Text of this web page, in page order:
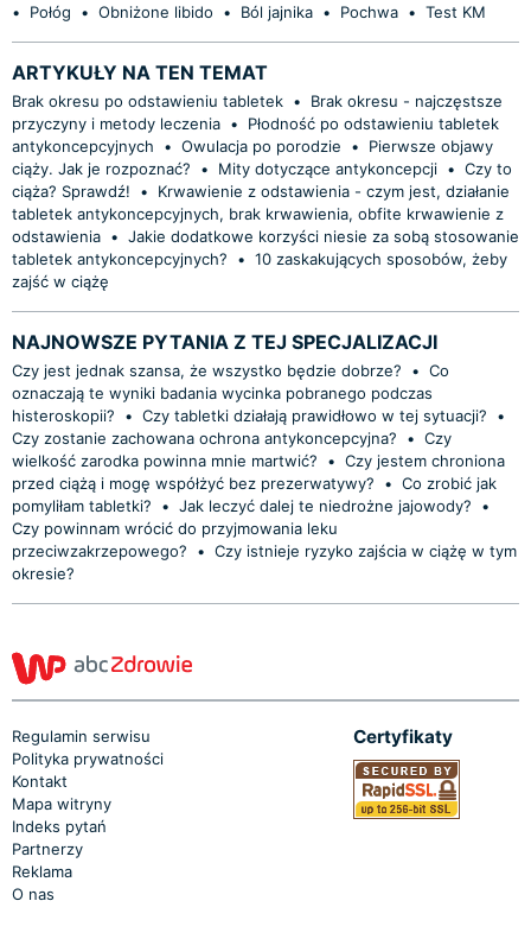
•
Połóg • Obniżone libido • Ból jajnika • Pochwa • Test KM
ARTYKUŁY NA TEN TEMAT
Brak okresu po odstawieniu tabletek •
Brak okresu - najczęstsze
przyczyny i metody leczenia •
Płodność po odstawieniu tabletek
antykoncepcyjnych
• Owulacja po porodzie •
Pierwsze objawy
ciąży. Jak je rozpoznać?
• Mity dotyczące antykoncepcji • Czy to
ciąża? Sprawdź!
•
Krwawienie z odstawienia - czym jest, działanie
tabletek antykoncepcyjnych, brak krwawienia, obfite krwawienie z
odstawienia • Jakie dodatkowe korzyści niesie za sobą stosowanie
tabletek antykoncepcyjnych?
• 10 zaskakujących sposobów, żeby
zajść w ciążę
NAJNOWSZE PYTANIA Z TEJ SPECJALIZACJI
Czy jest jednak szansa, że wszystko będzie dobrze? • Co
oznaczają te wyniki badania wycinka pobranego podczas
histeroskopii?
• Czy tabletki działają prawidłowo w tej sytuacji?
•
Czy zostanie zachowana ochrona antykoncepcyjna?
• Czy
wielkość zarodka powinna mnie martwić?
• Czy jestem chroniona
przed ciążą i mogę współżyć bez prezerwatywy?
• Co zrobić jak
pomyliłam tabletki?
• Jak leczyć dalej te niedrożne jajowody?
•
Czy powinnam wrócić do przyjmowania leku
przeciwzakrzepowego?
• Czy istnieje ryzyko zajścia w ciążę w tym
okresie?
Regulamin serwisu
Polityka prywatności
Kontakt
Mapa witryny
Indeks pytań
Partnerzy
Reklama
O nas
Certyfikaty